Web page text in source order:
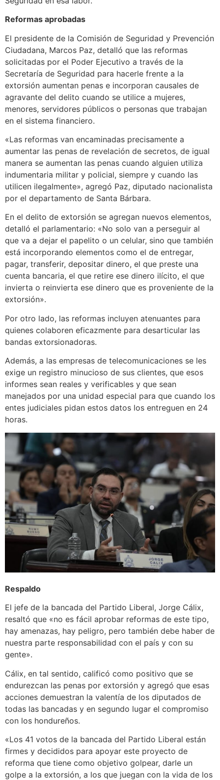
Reformas aprobadas
El presidente de la Comisión de Seguridad y Prevención
Ciudadana, Marcos Paz, detalló que las reformas
solicitadas por el Poder Ejecutivo a través de la
Secretaría de Seguridad para hacerle frente a la
extorsión aumentan penas e incorporan causales de
agravante del delito cuando se utilice a mujeres,
menores, servidores públicos o personas que trabajan
en el sistema financiero.
«Las reformas van encaminadas precisamente a
aumentar las penas de revelación de secretos, de igual
manera se aumentan las penas cuando alguien utiliza
indumentaria militar y policial, siempre y cuando las
utilicen ilegalmente», agregó Paz, diputado nacionalista
por el departamento de Santa Bárbara.
En el delito de extorsión se agregan nuevos elementos,
detalló el parlamentario: «No solo van a perseguir al
que va a dejar el papelito o un celular, sino que también
está incorporando elementos como el de entregar,
pagar, transferir, depositar dinero, el que preste una
cuenta bancaria, el que retire ese dinero ilícito, el que
invierta o reinvierta ese dinero que es proveniente de la
extorsión».
Por otro lado, las reformas incluyen atenuantes para
quienes colaboren eficazmente para desarticular las
bandas extorsionadoras.
Además, a las empresas de telecomunicaciones se les
exige un registro minucioso de sus clientes, que esos
informes sean reales y verificables y que sean
manejados por una unidad especial para que cuando los
entes judiciales pidan estos datos los entreguen en 24
horas.
Respaldo
El jefe de la bancada del Partido Liberal, Jorge Cálix,
resaltó que «no es fácil aprobar reformas de este tipo,
hay amenazas, hay peligro, pero también debe haber de
nuestra parte responsabilidad con el país y con su
gente».
Cálix, en tal sentido, calificó como positivo que se
endurezcan las penas por extorsión y agregó que esas
acciones demuestran la valentía de los diputados de
todas las bancadas y en segundo lugar el compromiso
con los hondureños.
«Los 41 votos de la bancada del Partido Liberal están
firmes y decididos para apoyar este proyecto de
reforma que tiene como objetivo golpear, darle un
golpe a la extorsión, a los que juegan con la vida de los